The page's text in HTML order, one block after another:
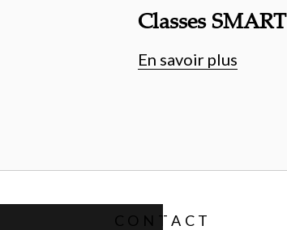
Classes SMART
En savoir plus
CONTACT